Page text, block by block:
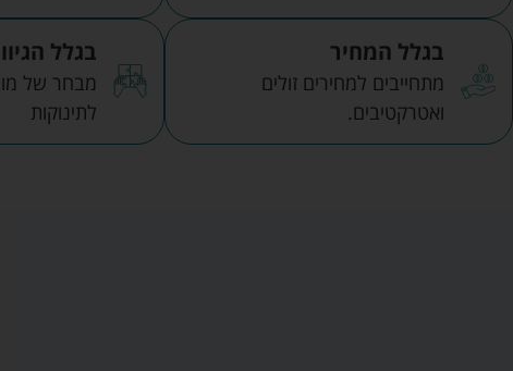
בגלל המחיר
מתחייבים למחירים זולים
ואטרקטיבים.
בגלל
מבחר של
לתינוקות